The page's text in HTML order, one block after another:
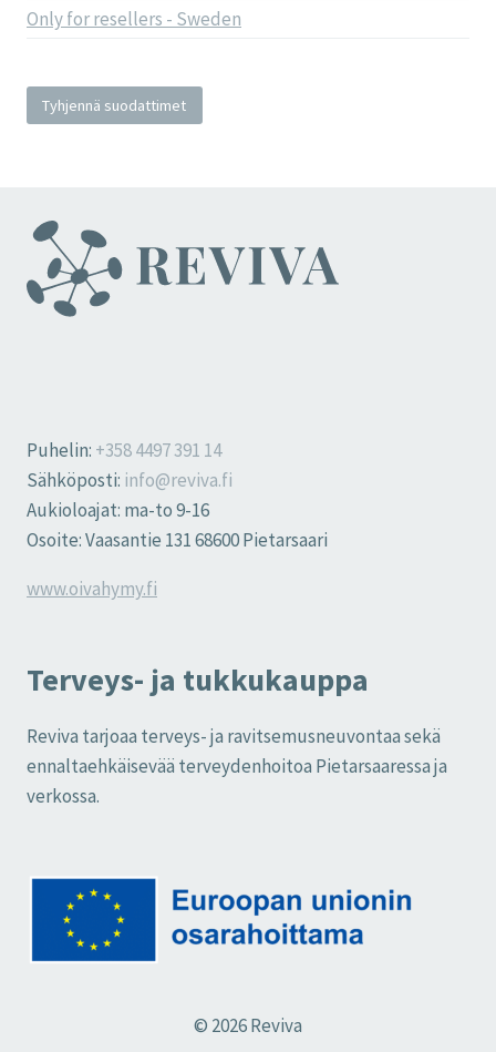
Only for resellers - Sweden
Tyhjennä suodattimet
Puhelin: +358 4497 391 14
Sähköposti: info@reviva.fi
Aukioloajat: ma-to 9-16
Osoite: Vaasantie 131 68600 Pietarsaari
www.oivahymy.fi
Terveys- ja tukkukauppa
Reviva tarjoaa terveys- ja ravitsemusneuvontaa sekä
ennaltaehkäisevää terveydenhoitoa Pietarsaaressa ja
verkossa.
© 2026 Reviva